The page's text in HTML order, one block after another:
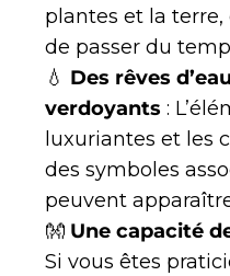
plantes et la
de passer du
💧 Des rêves
verdoyants :
luxuriantes et les
des symboles
peuvent
👐 Une capacité
Si vous êtes